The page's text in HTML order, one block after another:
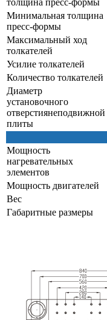
Минимальная толщина
пресс-формы
Максимальный ход
толкателей
Усилие толкателей
Количество толкателей
Диаметр
установочного
отверстиянеподвижной
плиты
Мощность
нагревательных
элементов
Мощность двигателей
Вес
Габаритные размеры